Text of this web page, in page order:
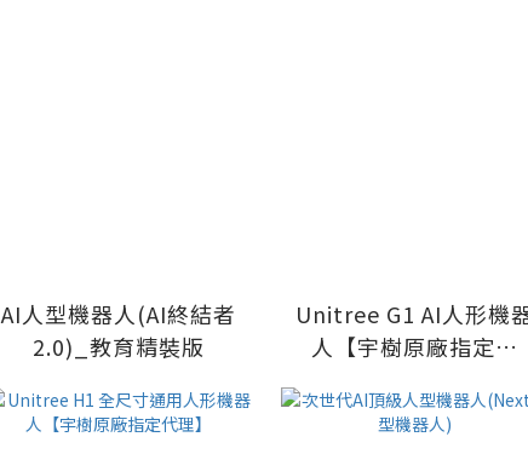
AI人型機器人(AI終結者
2.0)_教育精裝版
Unitree G1 AI人形機器
人【宇樹原廠指定代
理】2026春晚同款 武術
機器人